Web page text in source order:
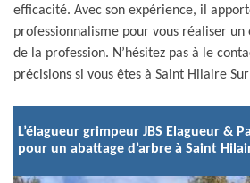
efficacité. Avec son expérience, il
professionnalisme pour vous réaliser un
de la profession. N’hésitez pas à le
précisions si vous êtes à Saint Hilaire
L’élagueur grimpeur JBS Elagueur &
pour un abattage d’arbre à Saint